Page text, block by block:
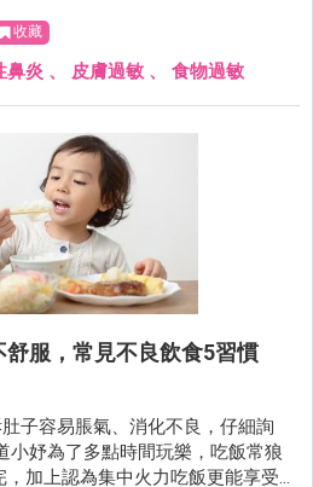
收藏
鼻炎 、 皮膚過敏 、 食物過敏
服，常見不良飲食5習慣
子容易脹氣、消化不良，仔細詢
小妤為了多點時間玩樂，吃飯常狼
加上認為集中火力吃飯更能享受